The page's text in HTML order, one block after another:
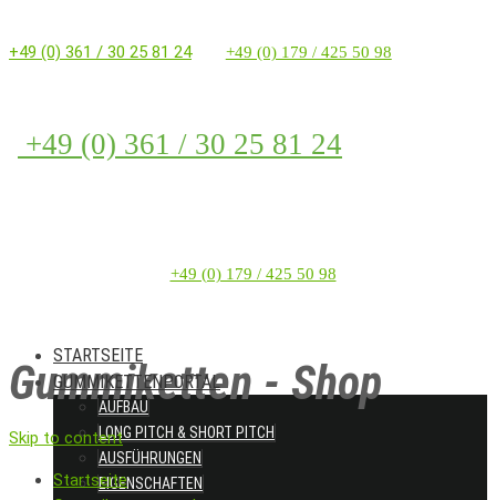
+49 (0) 361 / 30 25 81 24 +49 (0) 179 / 425 50 98
+49 (0) 361 / 30 25 81 24
+49 (0) 179 / 425 50 98
Gummiketten - Shop
STARTSEITE
GUMMIKETTENPORTAL
AUFBAU
LONG PITCH & SHORT PITCH
AUSFÜHRUNGEN
EIGENSCHAFTEN
Skip to content
Startseite